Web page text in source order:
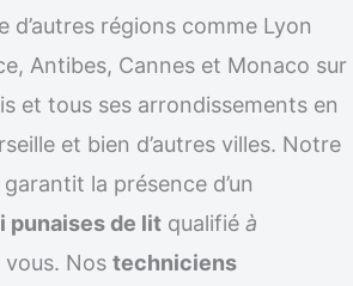
d’autres régions comme Lyon
Antibes, Cannes et Monaco sur
et tous ses arrondissements en
et bien d’autres villes. Notre
la présence d’un
punaises de lit qualifié à
vous. Nos techniciens